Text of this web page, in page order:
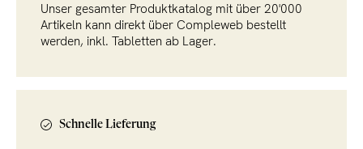
Unser gesamter Produktkatalog mit über 20'000
Artikeln kann direkt über Compleweb bestellt
werden, inkl. Tabletten ab Lager.
Schnelle Lieferung